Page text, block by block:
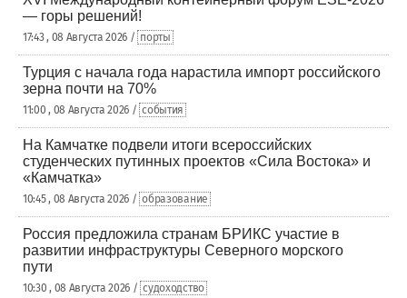
— горы решений!
17:43 , 08 Августа 2026 / порты
Турция с начала года нарастила импорт российского
зерна почти на 70%
11:00 , 08 Августа 2026 / события
На Камчатке подвели итоги всероссийских
студенческих путинных проектов «Сила Востока» и
«Камчатка»
10:45 , 08 Августа 2026 / образование
Россия предложила странам БРИКС участие в
развитии инфраструктуры Северного морского
пути
10:30 , 08 Августа 2026 / судоходство